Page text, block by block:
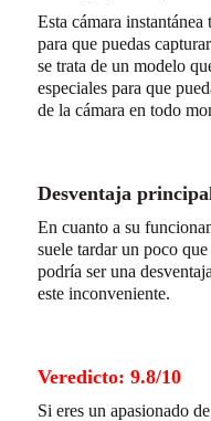
Esta cámara
para que puedas
se trata de un modelo
especiales para que
de la cámara en todo
Desventaja
En cuanto a su
suele tardar un poco
podría ser una
este inconveniente.
Veredicto: 9.8/10
Si eres un apasionado